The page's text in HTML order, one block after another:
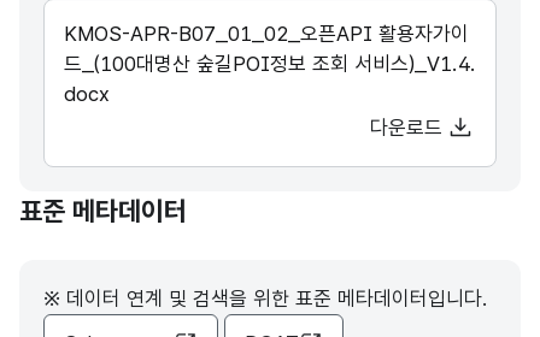
KMOS-APR-B07_01_02_오픈API 활용자가이
드_(100대명산 숲길POI정보 조회 서비스)_V1.4.
docx
다운로드
표준 메타데이터
※ 데이터 연계 및 검색을 위한 표준 메타데이터입니다.